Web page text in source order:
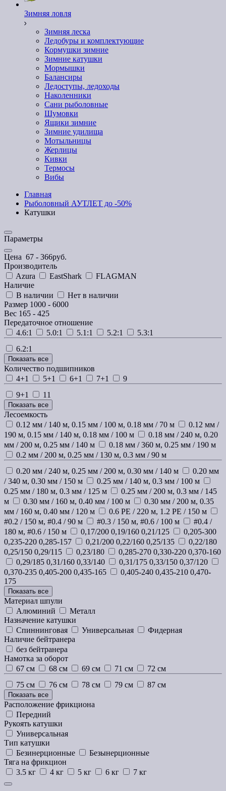
Зимняя ловля
Зимняя леска
Ледобуры и комплектующие
Кормушки зимние
Зимние катушки
Мормышки
Балансиры
Ледоступы, ледоходы
Наколенники
Сани рыболовные
Шумовки
Ящики зимние
Зимние удилища
Мотыльницы
Жерлицы
Кивки
Термосы
Вибы
Главная
Рыболовный АУТЛЕТ до -50%
Катушки
Параметры
Цена 67 - 366руб.
Производитель
Azura
EastShark
FLAGMAN
Наличие
В наличии
Нет в наличии
Размер 1000 - 6000
Вес 165 - 425
Передаточное отношение
4.6:1
5.0:1 5.1:1 5.2:1
5.3:1
6.2:1
Показать все
Количество подшипников
4+1
5+1 6+1 7+1
9
9+1
11
Показать все
Лесоемкость
0.12 мм / 140 м, 0.15 мм / 100 м, 0.18 мм / 70 м
0.12 мм /
190 м, 0.15 мм / 140 м, 0.18 мм / 100 м
0.18 мм / 240 м, 0.20
мм / 200 м, 0.25 мм / 140 м
0.18 мм / 360 м, 0.25 мм / 190 м
0.2 мм / 200 м, 0.25 мм / 130 м, 0.3 мм / 90 м
0.20 мм / 240 м, 0.25 мм / 200 м, 0.30 мм / 140 м
0.20 мм
/ 340 м, 0.30 мм / 150 м
0.25 мм / 140 м, 0.3 мм / 100 м
0.25 мм / 180 м, 0.3 мм / 125 м
0.25 мм / 200 м, 0.3 мм / 145
м
0.30 мм / 160 м, 0.40 мм / 100 м
0.30 мм / 200 м, 0.35
мм / 160 м, 0.40 мм / 120 м
0.6 PE / 220 м, 1.2 PE / 150 м
#0.2 / 150 м, #0.4 / 90 м
#0.3 / 150 м, #0.6 / 100 м
#0.4 /
180 м, #0.6 / 150 м
0,17/200 0,19/160 0,21/125
0,205-300
0,235-220 0,285-157
0,21/200 0,22/160 0,25/135
0,22/180
0,25/150 0,29/115
0,23/180
0,285-270 0,330-220 0,370-160
0,29/185 0,31/160 0,33/140
0,31/175 0,33/150 0,37/120
0,370-235 0,405-200 0,435-165
0,405-240 0,435-210 0,470-
175
Показать все
Материал шпули
Алюминий
Металл
Назначение катушки
Спиннинговая
Универсальная
Фидерная
Наличие бейтранера
без бейтранера
Намотка за оборот
67 см
68 см 69 см 71 см
72 см
75 см
76 см 78 см 79 см 87 см
Показать все
Расположение фрикциона
Передний
Рукоять катушки
Универсальная
Тип катушки
Безинерционные
Безынерционные
Тяга на фрикцион
3.5 кг
4 кг 5 кг 6 кг 7 кг